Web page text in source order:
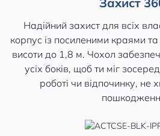
Надійний захист для всіх
корпус із посиленими краями
висоти до 1,8 м. Чохол
усіх боків, щоб ти міг
роботі чи відпочинку, не